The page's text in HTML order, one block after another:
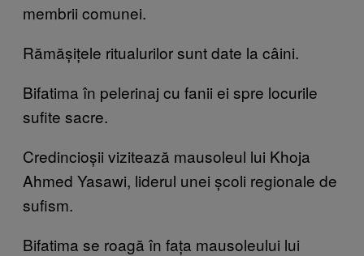
membrii comunei.
Rămășițele ritualurilor sunt date la câini.
Bifatima în pelerinaj cu fanii ei spre locurile
sufite sacre.
Credincioșii vizitează mausoleul lui Khoja
Ahmed Yasawi, liderul unei școli regionale de
sufism.
Bifatima se roagă în fața mausoleului lui